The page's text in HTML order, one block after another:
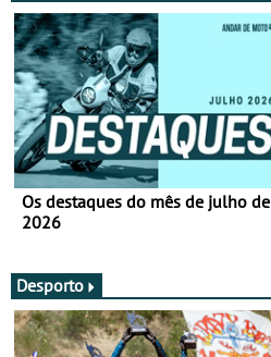
Os destaques do mês de julho de
2026
Desporto